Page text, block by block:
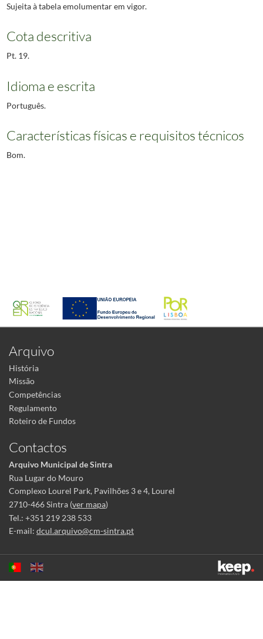
Sujeita à tabela emolumentar em vigor.
Cota descritiva
Pt. 19.
Idioma e escrita
Português.
Características físicas e requisitos técnicos
Bom.
Arquivo
História
Missão
Competências
Regulamento
Roteiro de Fundos
Contactos
Arquivo Municipal de Sintra
Rua Lugar do Mouro
Complexo Lourel Park, Pavilhões 3 e 4, Lourel
2710-466 Sintra (ver mapa)
Tel.: +351 219 238 533
E-mail: dcul.arquivo@cm-sintra.pt